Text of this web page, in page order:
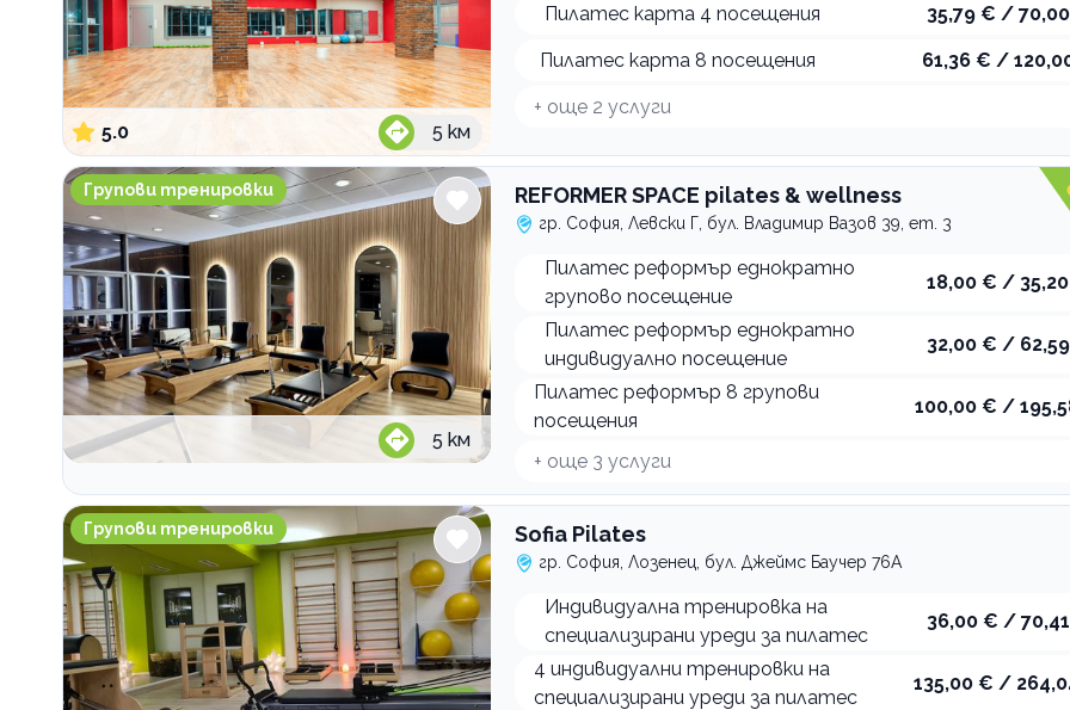
5.0 5 км
Пилатес карта 4 посещения 35,79 € /
Пилатес карта 8 посещения 61,36 € /
+ още 2 услуги
REFORMER SPACE pilates & wellness
Групови тренировки
5 км
REFORMER SPACE pilates & wellness
гр. София, Левски Г, бул. Владимир Вазов 39, ет. 3
Пилатес реформър еднократно
групово посещение
18,00 € /
Пилатес реформър еднократно
индивидуално посещение
32,00 € /
Пилатес реформър 8 групови
посещения
100,00 € /
+ още 3 услуги
Sofia Pilates
Групови тренировки Sofia Pilates
гр. София, Лозенец, бул. Джеймс Баучер 76А
Индивидуална тренировка на
специализирани уреди за пилатес
36,00 € /
4 индивидуални тренировки на
специализирани уреди за пилатес
135,00 € /